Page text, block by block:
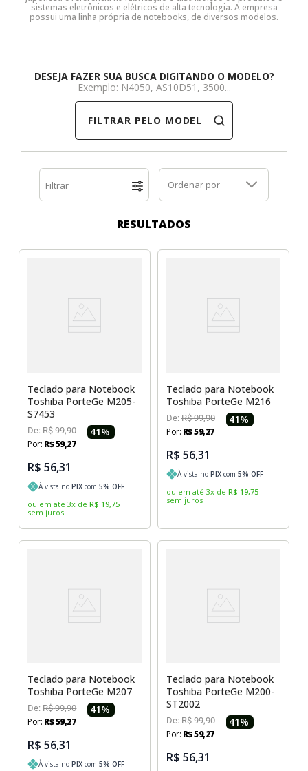
Positivo
Positivo
Tela para Iphone
Samsung
Samsung
SSD M.2 SATA
Caddy para SSD
Cooler Interno
SSD SATA
Caddy para SSD
sistemas eletrônicos e elétricos de alta tecnologia. A empresa
possui uma linha própria de notebooks, de diversos modelos.
DESEJA FAZER SUA BUSCA DIGITANDO O MODELO?
Exemplo: N4050, AS10D51, 3500...
FILTRAR PELO MODELO
Filtrar Ordenar por
RESULTADOS
Teclado para Notebook
Toshiba PorteGe M205-
S7453
De:R$ 99,90 41%
Por: R$59,27
R$ 56,31
À vista noPIX com5% OFF
ou em até 3x de R$ 19,75
sem juros
Teclado para Notebook
Toshiba PorteGe M216
De: R$ 99,90 41%
Por: R$59,27
R$ 56,31
À vista no PIX com 5% OFF
ou em até 3x de R$ 19,75
sem juros
Teclado para Notebook
Toshiba PorteGe M207
De:R$ 99,90 41%
Por: R$59,27
R$ 56,31
À vista noPIX com5% OFF
Teclado para Notebook
Toshiba PorteGe M200-
ST2002
De: R$ 99,90 41%
Por: R$59,27
R$ 56,31